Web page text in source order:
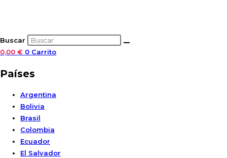
Buscar
0,00 € 0 Carrito
Países
Argentina
Bolivia
Brasil
Colombia
Ecuador
El Salvador